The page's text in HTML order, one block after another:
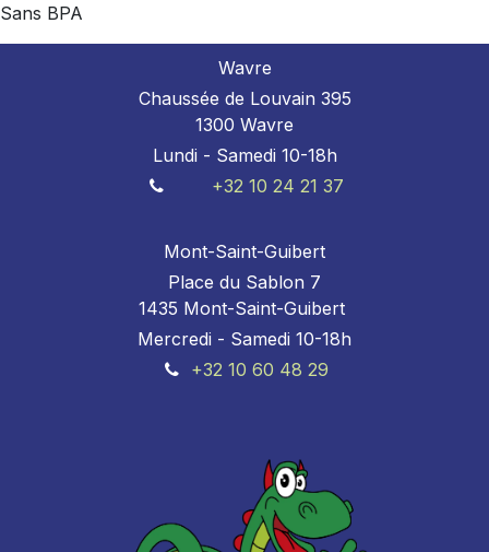
Sans BPA
Wavre
Chaussée de Louvain 395
1300 Wavre
Lundi - Samedi 10-18h
+32 10 24 21 37
Mont-Saint-Guibert
Place du Sablon 7
1435 Mont-Saint-Guibert
Mercredi - Samedi 10-18h
+32 10 60 48 29